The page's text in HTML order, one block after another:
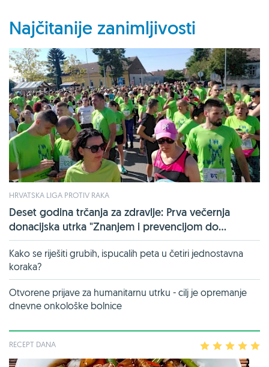
Najčitanije zanimljivosti
HRVATSKA LIGA PROTIV RAKA
Deset godina trčanja za zdravlje: Prva večernja
donacijska utrka "Znanjem i prevencijom do...
Kako se riješiti grubih, ispucalih peta u četiri jednostavna
koraka?
Otvorene prijave za humanitarnu utrku - cilj je opremanje
dnevne onkološke bolnice
RECEPT DANA 2 3 4